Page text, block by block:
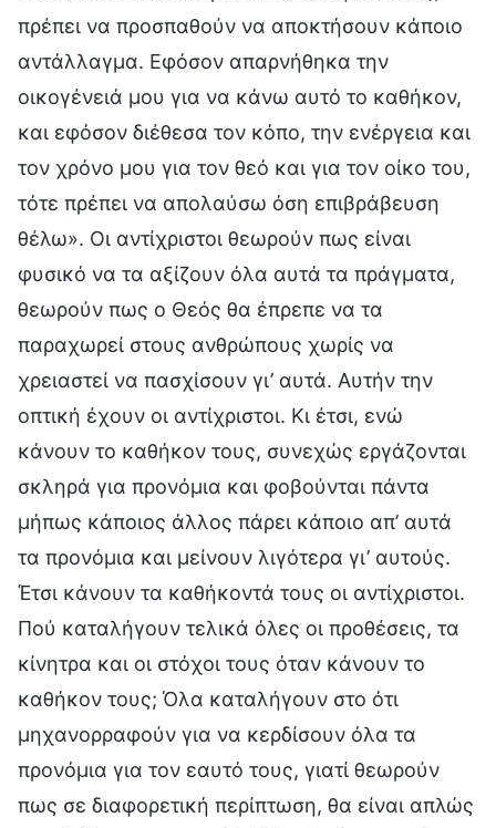
πρέπει να προσπαθούν να αποκτήσουν κάποιο
αντάλλαγμα. Εφόσον απαρνήθηκα την
οικογένειά μου για να κάνω αυτό το καθήκον,
και εφόσον διέθεσα τον κόπο, την ενέργεια και
τον χρόνο μου για τον θεό και για τον οίκο του,
τότε πρέπει να απολαύσω όση επιβράβευση
θέλω». Οι αντίχριστοι θεωρούν πως είναι
φυσικό να τα αξίζουν όλα αυτά τα πράγματα,
θεωρούν πως ο Θεός θα έπρεπε να τα
παραχωρεί στους ανθρώπους χωρίς να
χρειαστεί να πασχίσουν γι’ αυτά. Αυτήν την
οπτική έχουν οι αντίχριστοι. Κι έτσι, ενώ
κάνουν το καθήκον τους, συνεχώς εργάζονται
σκληρά για προνόμια και φοβούνται πάντα
μήπως κάποιος άλλος πάρει κάποιο απ’ αυτά
τα προνόμια και μείνουν λιγότερα γι’ αυτούς.
Έτσι κάνουν τα καθήκοντά τους οι αντίχριστοι.
Πού καταλήγουν τελικά όλες οι προθέσεις, τα
κίνητρα και οι στόχοι τους όταν κάνουν το
καθήκον τους; Όλα καταλήγουν στο ότι
μηχανορραφούν για να κερδίσουν όλα τα
προνόμια για τον εαυτό τους, γιατί θεωρούν
πως σε διαφορετική περίπτωση, θα είναι απλώς